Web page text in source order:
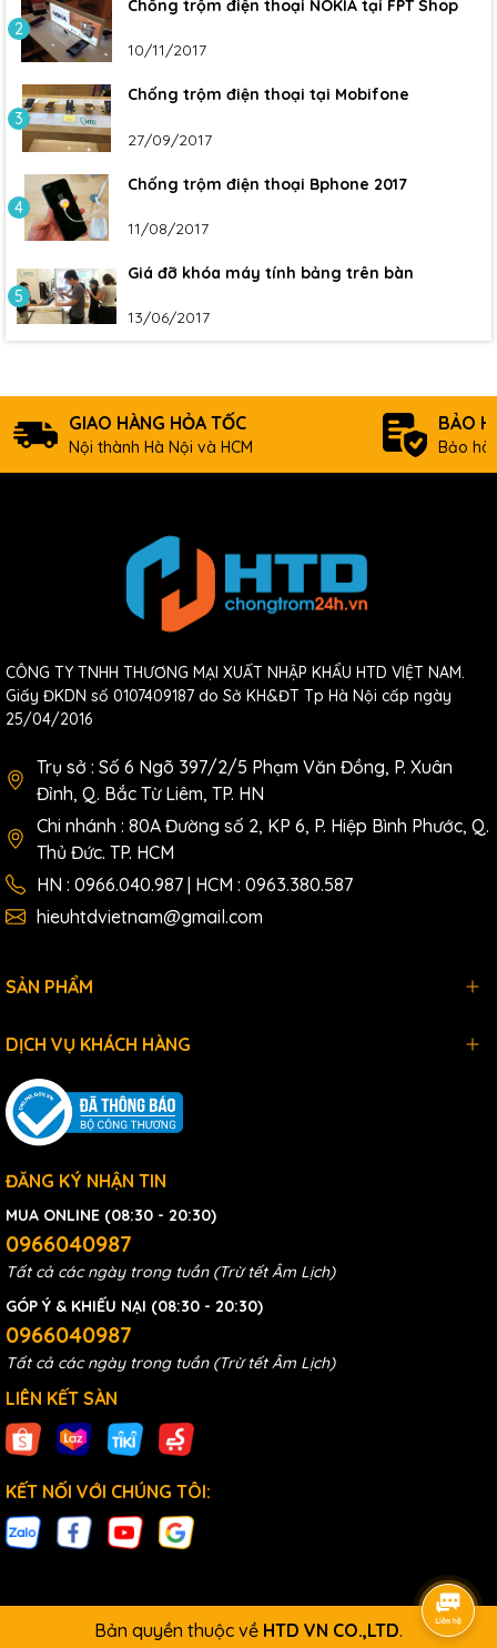
2
Chống trộm điện thoại NOKIA tại FPT Shop
10/11/2017
3
Chống trộm điện thoại tại Mobifone
27/09/2017
4
Chống trộm điện thoại Bphone 2017
11/08/2017
5
Giá đỡ khóa máy tính bảng trên bàn
13/06/2017
GIAO HÀNG HỎA TỐC
Nội thành Hà Nội và HCM
BẢO
Bảo
CÔNG TY TNHH THƯƠNG MẠI XUẤT NHẬP KHẨU HTD VIỆT NAM.
Giấy ĐKDN số 0107409187 do Sở KH&ĐT Tp Hà Nội cấp ngày
25/04/2016
Trụ sở : Số 6 Ngõ 397/2/5 Phạm Văn Đồng, P. Xuân
Đỉnh, Q. Bắc Từ Liêm, TP. HN
Chi nhánh : 80A Đường số 2, KP 6, P. Hiệp Bình Phước, Q.
Thủ Đức. TP. HCM
HN : 0966.040.987 | HCM : 0963.380.587
hieuhtdvietnam@gmail.com
SẢN PHẨM
DỊCH VỤ KHÁCH HÀNG
ĐĂNG KÝ NHẬN TIN
MUA ONLINE (08:30 - 20:30)
0966040987
Tất cả các ngày trong tuần (Trừ tết Âm Lịch)
GÓP Ý & KHIẾU NẠI (08:30 - 20:30)
0966040987
Tất cả các ngày trong tuần (Trừ tết Âm Lịch)
LIÊN KẾT SÀN
KẾT NỐI VỚI CHÚNG TÔI:
Bản quyền thuộc về HTD VN CO.,LTD.